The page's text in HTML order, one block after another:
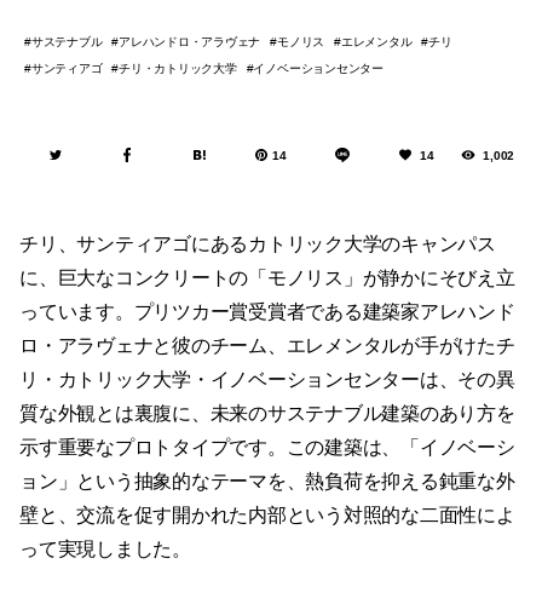
サステナブル アレハンドロ・アラヴェナ モノリス エレメンタル
チリ
サンティアゴ
チリ・カトリック大学 イノベーションセンター
14 14 1,002
チリ、サンティアゴにあるカトリック大学のキャンパス
に、巨大なコンクリートの「モノリス」が静かにそびえ立
っています。プリツカー賞受賞者である建築家アレハンド
ロ・アラヴェナと彼のチーム、エレメンタルが手がけたチ
リ・カトリック大学・イノベーションセンターは、その異
質な外観とは裏腹に、未来のサステナブル建築のあり方を
示す重要なプロトタイプです。この建築は、「イノベーシ
ョン」という抽象的なテーマを、熱負荷を抑える鈍重な外
壁と、交流を促す開かれた内部という対照的な二面性によ
って実現しました。